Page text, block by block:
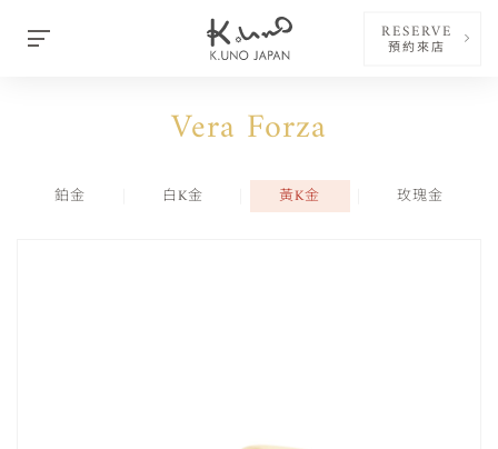
RESERVE
預約來店
Vera Forza
鉑金 白K金 黃K金 玫瑰金